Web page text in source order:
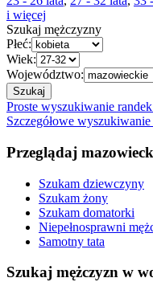
i więcej
Szukaj mężczyzny
Płeć:
Wiek:
Województwo:
Proste wyszukiwanie
Szczegółowe
Przeglądaj
Szukam dziewczyny
Szukam żony
Szukam domatorki
Niepełnosprawni
Samotny tata
Szukaj mężczyzn w